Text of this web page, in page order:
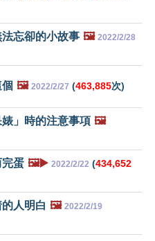
忘卻的小故事 🖼️ 2022/2/28
🖼️ 2022/2/27 (463,885次)
」時的注意事項 🖼️
蛋 🖼️▶️ 2022/2/22 (434,652
人明白 🖼️ 2022/2/19